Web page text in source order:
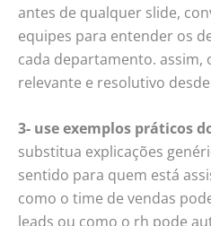
antes de qualquer slide,
equipes para entender os
cada departamento. assim,
relevante e resolutivo
3- use exemplos práticos
substitua explicações
sentido para quem está
como o time de vendas
leads ou como o rh pode